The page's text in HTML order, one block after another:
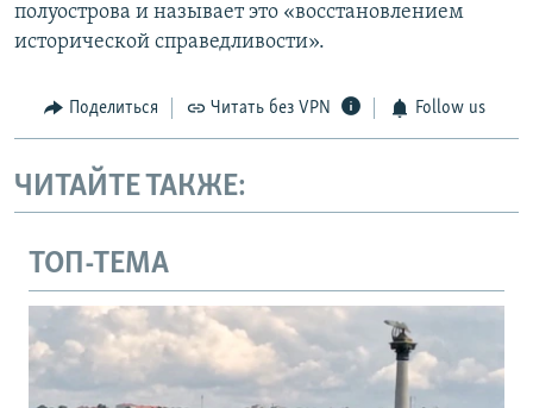
полуострова и называет это «восстановлением
исторической справедливости».
Поделиться Читать без VPN Follow us
ЧИТАЙТЕ ТАКЖЕ:
ТОП-ТЕМА